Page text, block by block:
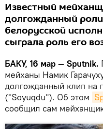
Известный
долгожданный
белорусской
сыграла роль его
БАКУ, 16 мар — Sputnik.
мейханы Намик
долгожданный клип на
("Soyuqdu"). Об этом
сообщил сам